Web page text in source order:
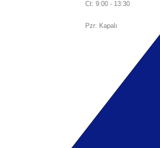
Ct: 9:00 - 13:30
Pzr: Kapalı